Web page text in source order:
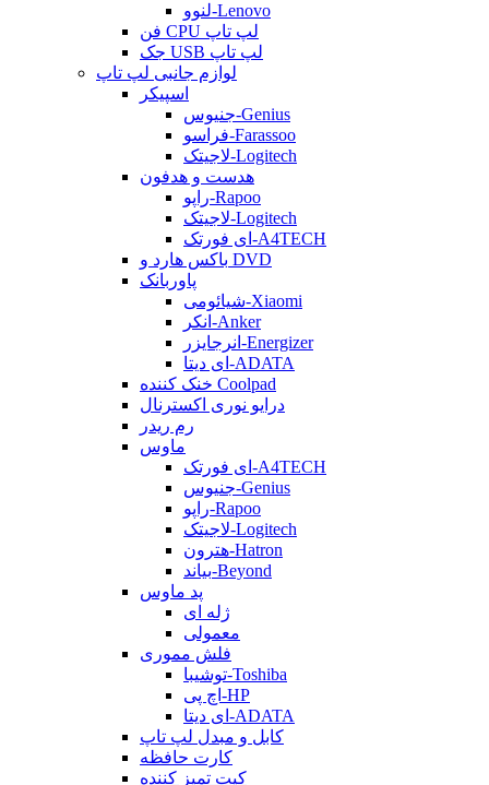
لنوو-Lenovo
فن CPU لپ تاپ
جک USB لپ تاپ
لوازم جانبی لپ تاپ
اسپیکر
جنیوس-Genius
فراسو-Farassoo
لاجیتک-Logitech
هدست و هدفون
راپو-Rapoo
لاجیتک-Logitech
ای فورتک-A4TECH
باکس هارد و DVD
پاوربانک
شیائومی-Xiaomi
انکر-Anker
انرجایزر-Energizer
ای دیتا-ADATA
خنک کننده Coolpad
درایو نوری اکسترنال
رم ریدر
ماوس
ای فورتک-A4TECH
جنیوس-Genius
راپو-Rapoo
لاجیتک-Logitech
هترون-Hatron
بیاند-Beyond
پد ماوس
ژله ای
معمولی
فلش مموری
توشیبا-Toshiba
اچ پی-HP
ای دیتا-ADATA
کابل و مبدل لپ تاپ
کارت حافظه
کیت تمیز کننده